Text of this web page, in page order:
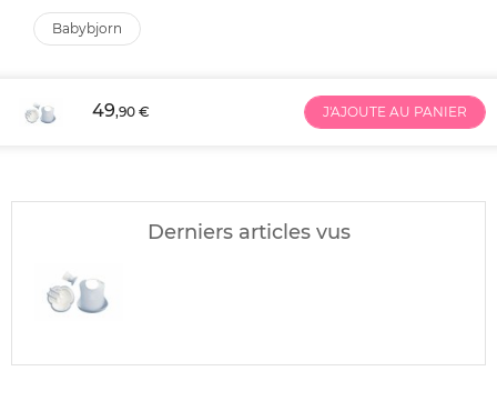
babybjorn
49,90 € J'AJOUTE AU PANIER
Derniers articles vus